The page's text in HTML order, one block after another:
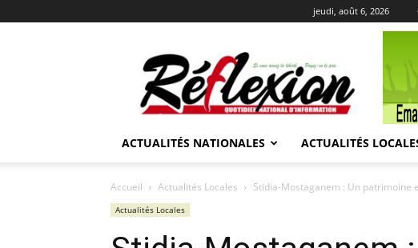
jeudi, août 6, 2026
REFLEXION
ACTUALITÉS NATIONALES ACTUALITÉS
Accueil Actualités Locales Stidia-Mostaganem : Un patrimoine
Actualités Locales